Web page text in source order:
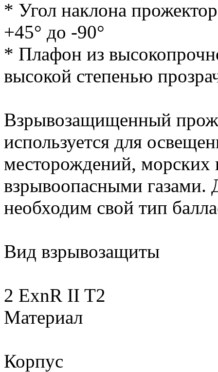
* Угол наклона
+45° до -90°
* Плафон из
высокой степенью
Взрывозащищенный
используется для
месторождений, морских
взрывоопасными газами.
необходим свой тип
Вид взрывозащиты
2 ExnR II T2
Материал
Корпус